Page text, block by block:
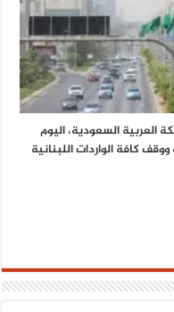
العربية السعودية، اليوم
كافة الواردات اللبنانية